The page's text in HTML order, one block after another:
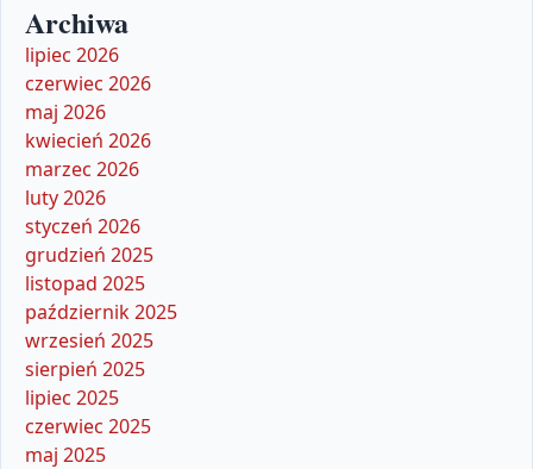
Archiwa
lipiec 2026
czerwiec 2026
maj 2026
kwiecień 2026
marzec 2026
luty 2026
styczeń 2026
grudzień 2025
listopad 2025
październik 2025
wrzesień 2025
sierpień 2025
lipiec 2025
czerwiec 2025
maj 2025